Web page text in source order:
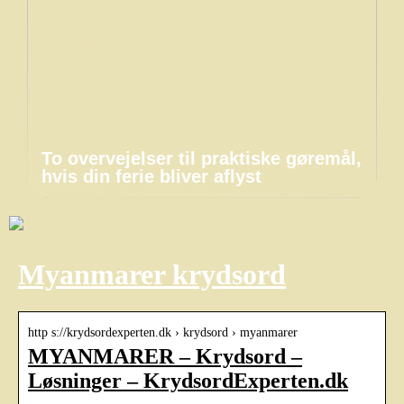
To overvejelser til praktiske gøremål,
hvis din ferie bliver aflyst
Myanmarer krydsord
http s://krydsordexperten.dk › krydsord › myanmarer
MYANMARER – Krydsord –
Løsninger – KrydsordExperten.dk